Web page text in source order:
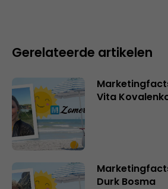
Gerelateerde artikelen
Vita
Durk Bosma